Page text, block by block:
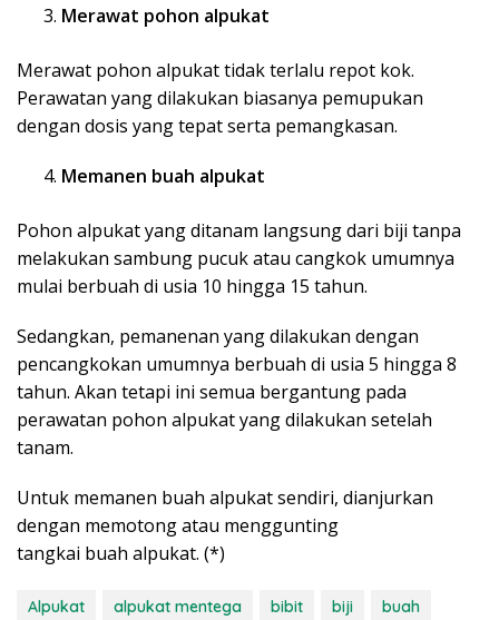
Merawat pohon alpukat
Merawat pohon alpukat tidak terlalu repot kok.
Perawatan yang dilakukan biasanya pemupukan
dengan dosis yang tepat serta pemangkasan.
Memanen buah alpukat
Pohon alpukat yang ditanam langsung dari biji tanpa
melakukan sambung pucuk atau cangkok umumnya
mulai berbuah di usia 10 hingga 15 tahun.
Sedangkan, pemanenan yang dilakukan dengan
pencangkokan umumnya berbuah di usia 5 hingga 8
tahun. Akan tetapi ini semua bergantung pada
perawatan pohon alpukat yang dilakukan setelah
tanam.
Untuk memanen buah alpukat sendiri, dianjurkan
dengan memotong atau menggunting
tangkai buah alpukat. (*)
Alpukat alpukat mentega bibit biji
buah